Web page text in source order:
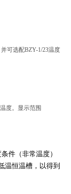
可选配BZY-1/23温度
度。显示范围
件（非常温度）
温恒温槽，以得到